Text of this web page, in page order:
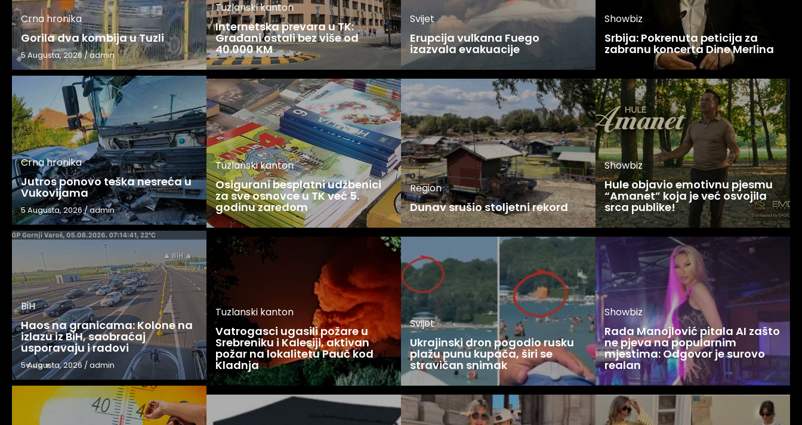
Crna hronika
Gorila dva kombija u Tuzli
5 Augusta, 2026/admin
Crna hronika
Jutros ponovo teška nesreća u
Vukovijama
5 Augusta, 2026/admin
BiH
Haos na granicama: Kolone na
izlazu iz BiH, saobraćaj
usporavaju i radovi
5 Augusta, 2026 /admin
Tuzlanski kanton
Internetska prevara u TK:
Građani ostali bez više od
40.000 KM
Tuzlanski kanton
Osigurani besplatni udžbenici
za sve osnovce u TK već 5.
godinu zaredom
Tuzlanski kanton
Vatrogasci ugasili požare u
Srebreniku i Kalesiji, aktivan
požar na lokalitetu Pauč kod
Kladnja
Svijet
Erupcija vulkana Fuego
izazvala evakuacije
Region
Dunav srušio stoljetni rekord
Svijet
Ukrajinski dron pogodio rusku
plažu punu kupača, širi se
stravičan snimak
Showbiz
Srbija: Pokrenuta peticija za
zabranu koncerta Dine Merlina
Showbiz
Hule objavio emotivnu pjesmu
“Amanet” koja je već osvojila
srca publike!
Showbiz
Rada Manojlović pitala AI zašto
ne pjeva na popularnim
mjestima: Odgovor je surovo
realan